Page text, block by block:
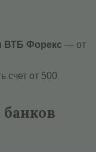
ВТБ Форекс — от
счет от 500